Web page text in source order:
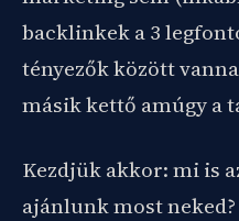
backlinkek a 3
tényezők között
másik kettő amúgy a
Kezdjük akkor: mi is
ajánlunk most neked?